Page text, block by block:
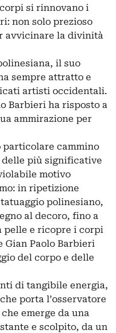
si rinnovano i
non solo prezioso
avvicinare la divinità
il suo
sempre attratto e
artisti occidentali.
Barbieri ha risposto a
ammirazione per
cammino
più significative
motivo
in ripetizione
polinesiano,
al decoro, fino a
pelle e ricopre i corpi
Gian Paolo Barbieri
del corpo e delle
di tangibile energia,
porta l’osservatore
emerge da una
e scolpito, da un